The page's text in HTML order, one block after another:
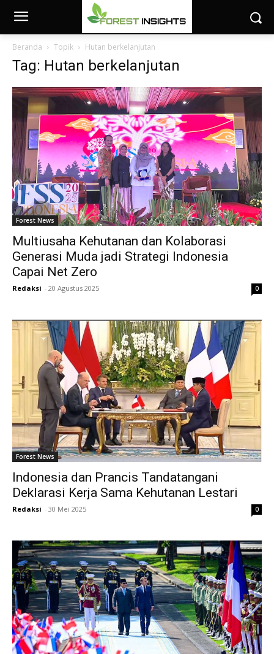
Beranda Topik Hutan berkelanjutan
Tag: Hutan berkelanjutan
Forest News
Multiusaha Kehutanan dan Kolaborasi
Generasi Muda jadi Strategi Indonesia
Capai Net Zero
Redaksi - 20 Agustus 2025 0
Forest News
Indonesia dan Prancis Tandatangani
Deklarasi Kerja Sama Kehutanan Lestari
Redaksi - 30 Mei 2025 0